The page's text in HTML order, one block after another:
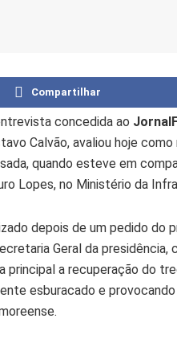
Compartilhar
concedida ao
Calvão, avaliou hoje
quando esteve em
Lopes, no Ministério da
depois de um pedido do
Geral da presidência,
principal a recuperação do
esburacado e